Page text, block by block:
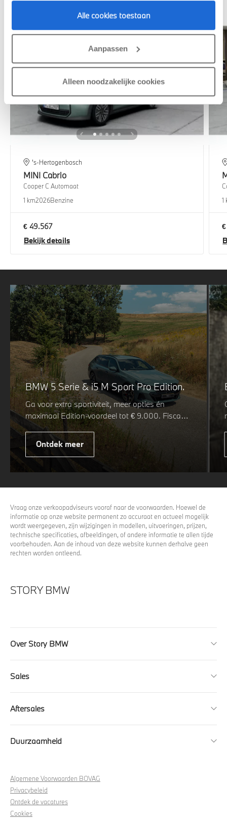
Alle cookies toestaan
Aanpassen
Alleen noodzakelijke cookies
's-Hertogenbosch
MINI Cabrio
Cooper C Automaat
1 km2026Benzine
€ 49.567
Bekijk details
1
BMW 5 Serie & i5 M Sport Pro Edition.
Ga voor extra sportiviteit, meer opties én
maximaal Edition-voordeel tot € 9.000. Fiscaal
leverbaar vanaf € 75.347. Met de BMW 5 Serie
& i5 M Sport Pro Edition kiest u voor een rijk
uitgeruste uitvoering waarin juist de details het
u nog één keer omkijkt voordat u verder loopt.
Ontdek meer
Vraag onze verkoopadviseurs vooraf naar de voorwaarden. Hoewel de
informatie op onze website permanent zo accuraat en actueel mogelijk
wordt weergegeven, zijn wijzigingen in modellen, uitvoeringen, prijzen,
technische specificaties, afbeeldingen, of andere informatie te allen tijde
voorbehouden. Aan de inhoud van deze website kunnen derhalve geen
rechten worden ontleend.
STORY BMW
Over Story BMW
Sales
Aftersales
Duurzaamheid
Algemene Voorwaarden BOVAG
Privacybeleid
Ontdek de vacatures
Cookies